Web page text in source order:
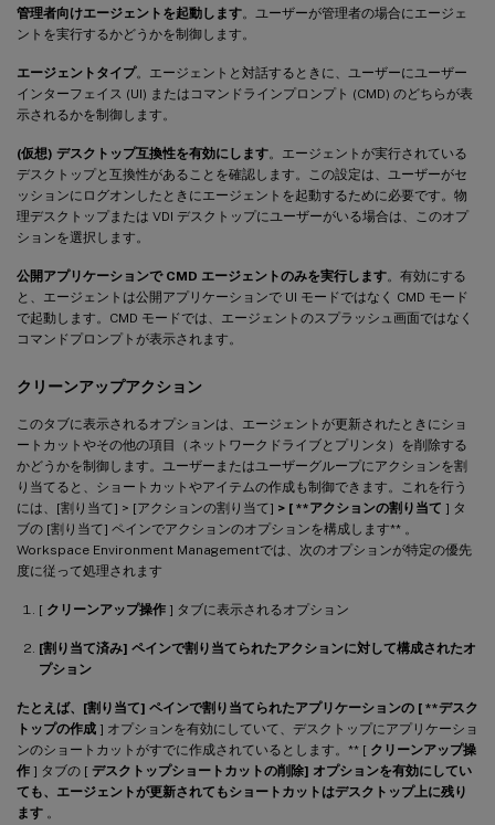
管理者向けエージェントを起動します。ユーザーが管理者の場合にエージェ
ントを実行するかどうかを制御します。
エージェントタイプ。エージェントと対話するときに、ユーザーにユーザー
インターフェイス (UI) またはコマンドラインプロンプト (CMD) のどちらが表
示されるかを制御します。
(仮想) デスクトップ互換性を有効にします。エージェントが実行されている
デスクトップと互換性があることを確認します。この設定は、ユーザーがセ
ッションにログオンしたときにエージェントを起動するために必要です。物
理デスクトップまたは VDI デスクトップにユーザーがいる場合は、このオプ
ションを選択します。
公開アプリケーションで CMD エージェントのみを実行します。有効にする
と、エージェントは公開アプリケーションで UI モードではなく CMD モード
で起動します。CMD モードでは、エージェントのスプラッシュ画面ではなく
コマンドプロンプトが表示されます。
クリーンアップアクション
このタブに表示されるオプションは、エージェントが更新されたときにショ
ートカットやその他の項目（ネットワークドライブとプリンタ）を削除する
かどうかを制御します。ユーザーまたはユーザーグループにアクションを割
り当てると、ショートカットやアイテムの作成も制御できます。これを行う
には、[割り当て] > [アクションの割り当て] > [ **アクションの割り当て ] タ
ブの [割り当て] ペインでアクションのオプションを構成します** 。
Workspace Environment Managementでは、次のオプションが特定の優先
度に従って処理されます
[ クリーンアップ操作 ] タブに表示されるオプション
[割り当て済み] ペインで割り当てられたアクションに対して構成されたオ
プション
たとえば、[割り当て] ペインで割り当てられたアプリケーションの [ **デスク
トップの作成 ] オプションを有効にしていて、デスクトップにアプリケーショ
ンのショートカットがすでに作成されているとします。** [ クリーンアップ操
作 ] タブの [ デスクトップショートカットの削除] オプションを有効にしてい
ても、エージェントが更新されてもショートカットはデスクトップ上に残り
ます 。